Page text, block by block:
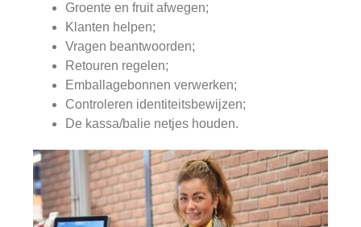
Groente en fruit afwegen;
Klanten helpen;
Vragen beantwoorden;
Retouren regelen;
Emballagebonnen verwerken;
Controleren identiteitsbewijzen;
De kassa/balie netjes houden.